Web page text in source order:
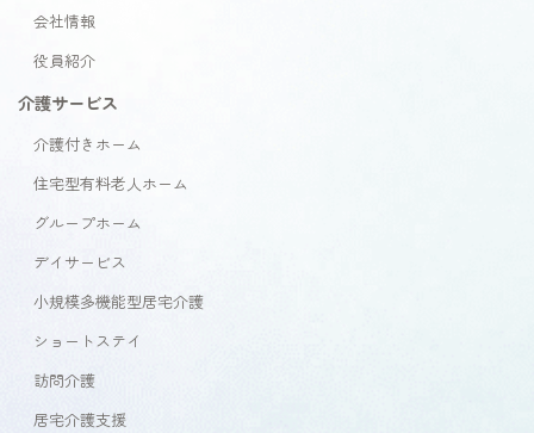
会社情報
役員紹介
介護サービス
介護付きホーム
住宅型有料老人ホーム
グループホーム
デイサービス
小規模多機能型居宅介護
ショートステイ
訪問介護
居宅介護支援